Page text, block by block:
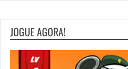
JOGUE AGORA!